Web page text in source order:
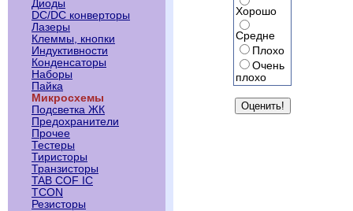
Диоды
DC/DC конверторы
Лазеры
Клеммы, кнопки
Индуктивности
Конденсаторы
Наборы
Пайка
Микросхемы
Подсветка ЖК
Предохранители
Прочее
Тестеры
Тиристоры
Транзисторы
TAB COF IC
TCON
Резисторы
Хорошо
Средне
Плохо
Очень
плохо